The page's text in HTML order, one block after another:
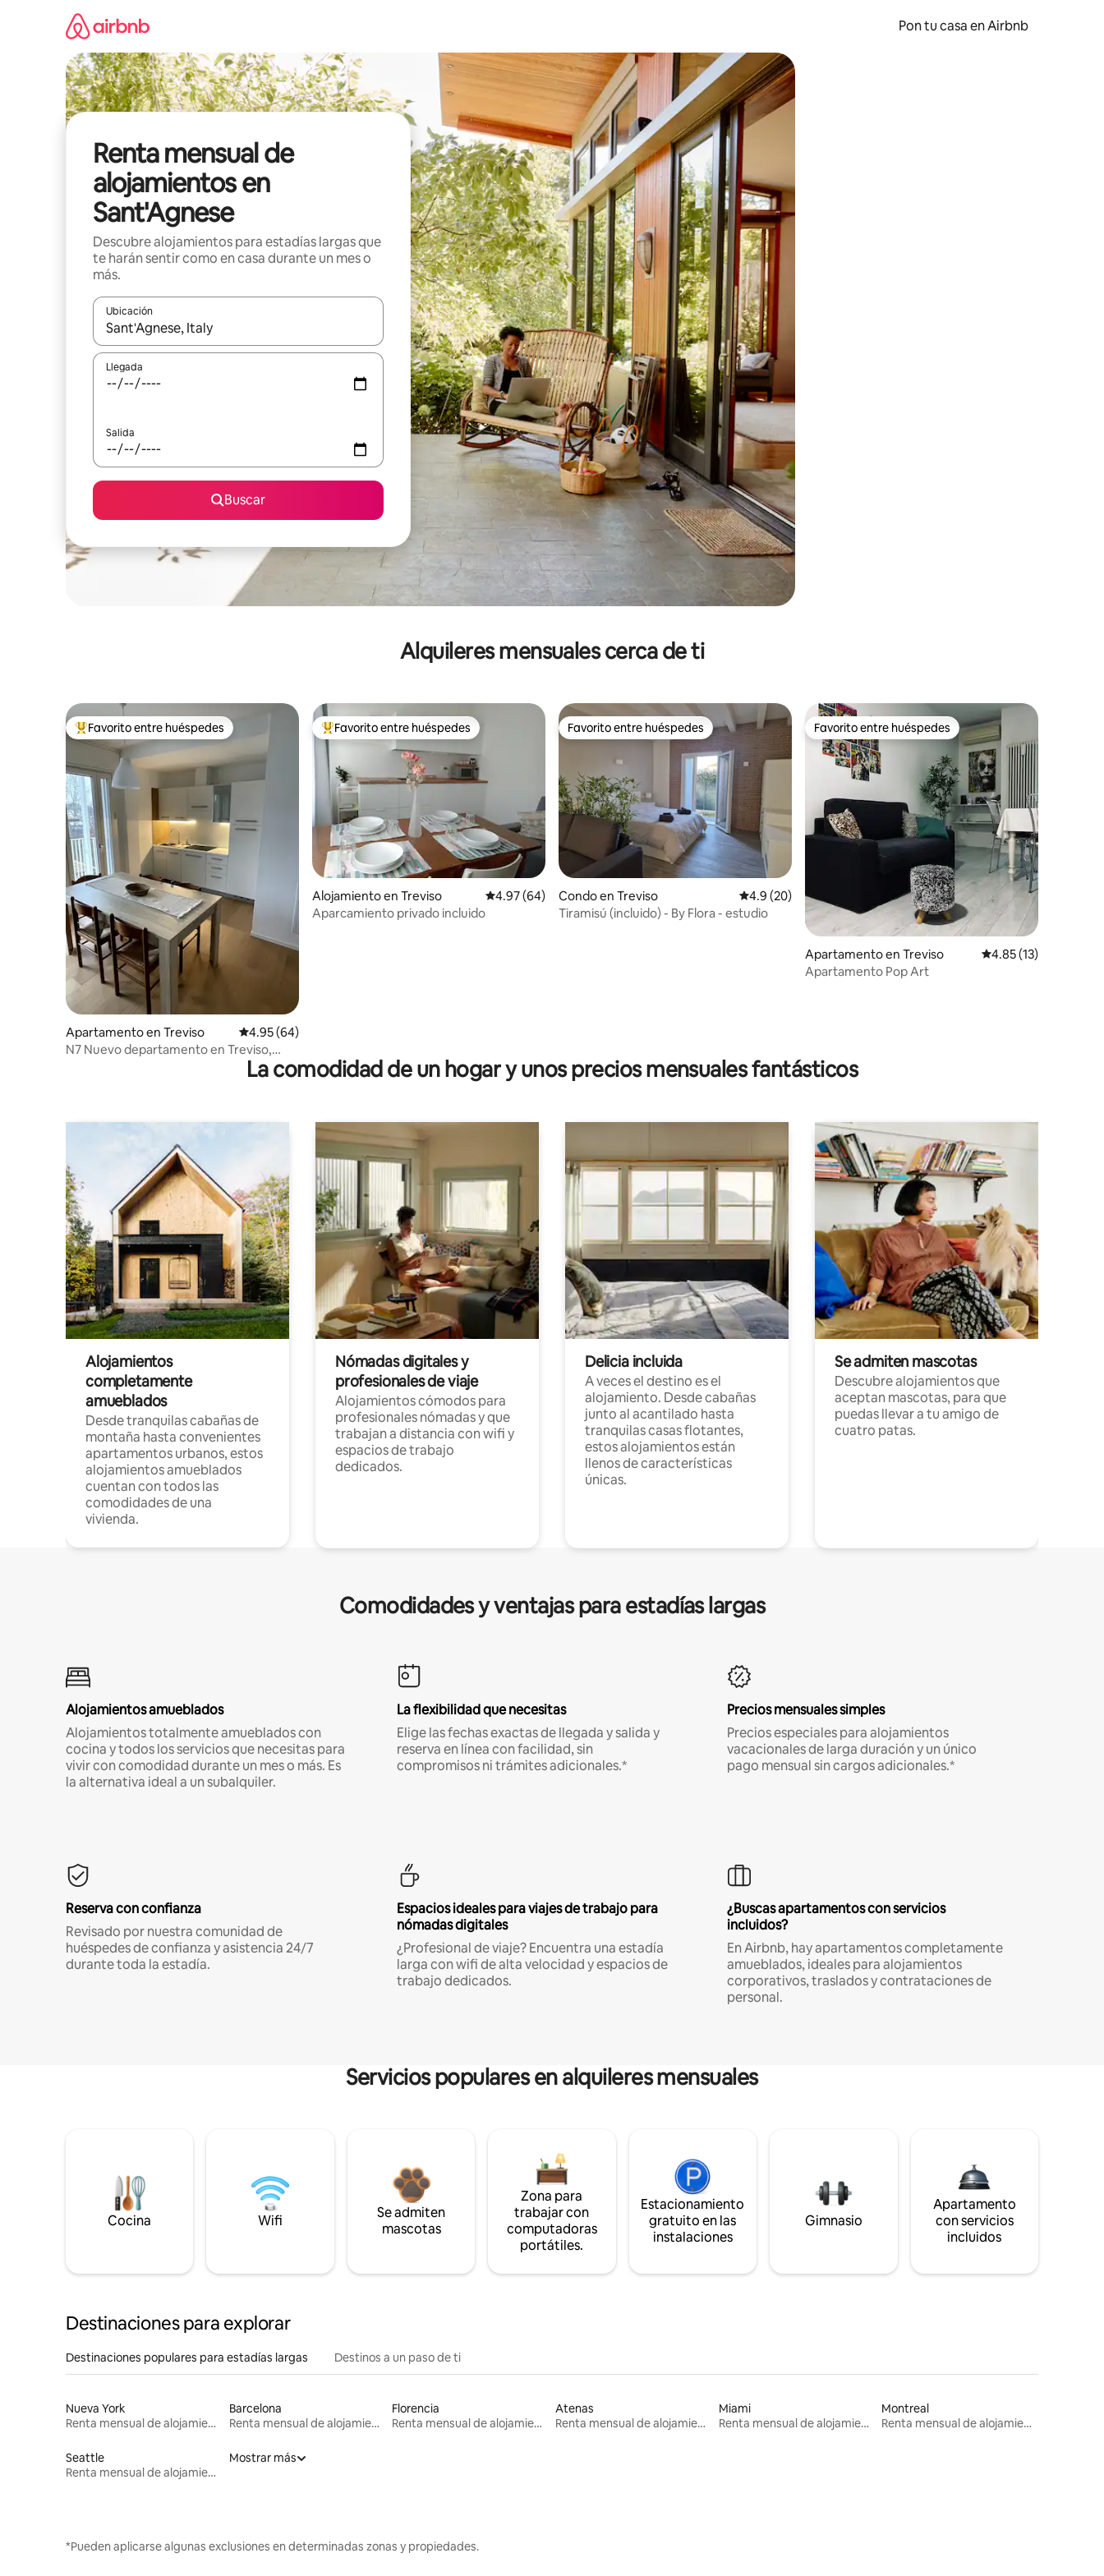
Pon tu casa en Airbnb
Renta mensual de
alojamientos en
Sant'Agnese
Descubre alojamientos para estadías largas que
te harán sentir como en casa durante un mes o
más.
Ubicación
Cuando los resultados estén disponibles, navega con las teclas de flecha hacia arriba y hacia abajo o explora con el tacto o desliza el dedo.
Llegada
Salida
Buscar
Alquileres mensuales cerca de ti
Favorito entre huéspedes preferido
Favorito entre huéspedes
Apartamento en Treviso Calificación promedio: 4.95 de 5, 64 reseñas
4.95 (64)
N7 Nuevo departamento en Treviso,
Favorito entre huéspedes preferido
Favorito entre huéspedes
Alojamiento en Treviso Calificación promedio: 4.97 de 5, 64 reseñas
4.97 (64)
Aparcamiento privado incluido
Favorito entre huéspedes
Favorito entre huéspedes
Condo en Treviso Calificación promedio: 4.9 de 5, 20 reseñas
4.9 (20)
Tiramisú (incluido) - By Flora - estudio
Favorito entre huéspedes
Favorito entre huéspedes
Apartamento en Treviso Calificación
4.85 (13)
Apartamento Pop Art
La comodidad de un hogar y unos precios mensuales fantásticos
Alojamientos
completamente
amueblados
Desde tranquilas cabañas de
montaña hasta convenientes
apartamentos urbanos, estos
alojamientos amueblados
cuentan con todos las
comodidades de una
vivienda.
Nómadas digitales y
profesionales de viaje
Alojamientos cómodos para
profesionales nómadas y que
trabajan a distancia con wifi y
espacios de trabajo
dedicados.
Delicia incluida
A veces el destino es el
alojamiento. Desde cabañas
junto al acantilado hasta
tranquilas casas flotantes,
estos alojamientos están
llenos de características
únicas.
Se admiten mascotas
Descubre alojamientos que
aceptan mascotas, para que
puedas llevar a tu amigo de
cuatro patas.
Comodidades y ventajas para estadías largas
Alojamientos amueblados
Alojamientos totalmente amueblados con
cocina y todos los servicios que necesitas para
vivir con comodidad durante un mes o más. Es
la alternativa ideal a un subalquiler.
La flexibilidad que necesitas
Elige las fechas exactas de llegada y salida y
reserva en línea con facilidad, sin
compromisos ni trámites adicionales.*
Precios mensuales simples
Precios especiales para alojamientos
vacacionales de larga duración y un único
pago mensual sin cargos adicionales.*
Reserva con confianza
Revisado por nuestra comunidad de
huéspedes de confianza y asistencia 24/7
durante toda la estadía.
Espacios ideales para viajes de trabajo para
nómadas digitales
¿Profesional de viaje? Encuentra una estadía
larga con wifi de alta velocidad y espacios de
trabajo dedicados.
¿Buscas apartamentos con servicios
incluidos?
En Airbnb, hay apartamentos completamente
amueblados, ideales para alojamientos
corporativos, traslados y contrataciones de
personal.
Servicios populares en alquileres mensuales
Cocina Wifi
Se admiten
mascotas
Zona para
trabajar con
computadoras
portátiles.
Estacionamiento
gratuito en las
instalaciones
Gimnasio
Apartamento
con servicios
incluidos
Destinaciones para explorar
Destinaciones populares para estadías largas Destinos a un paso de ti
Nueva York
Renta mensual de alojamientos
Barcelona
Renta mensual de alojamientos
Florencia
Renta mensual de alojamientos
Atenas
Renta mensual de alojamientos
Miami
Renta mensual de alojamientos
Montreal
Renta mensual de alojamientos
Seattle
Renta mensual de alojamientos
Mostrar más
*Pueden aplicarse algunas exclusiones en determinadas zonas y propiedades.